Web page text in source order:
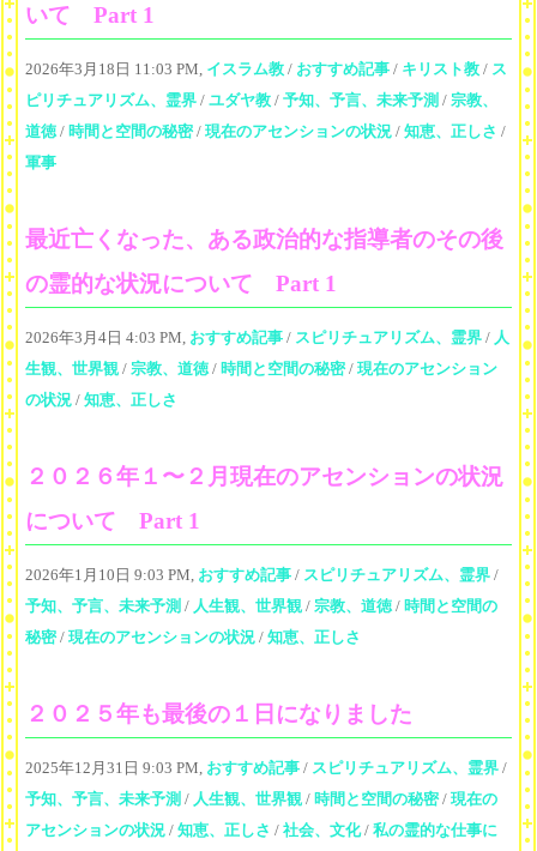
いて Part 1
2026年3月18日 11:03 PM, イスラム教 / おすすめ記事 / キリスト教 / ス
ピリチュアリズム、霊界 / ユダヤ教 / 予知、予言、未来予測 / 宗教、
道徳/ 時間と空間の秘密/ 現在のアセンションの状況 / 知恵、正しさ /
軍事
最近亡くなった、ある政治的な指導者のその後
の霊的な状況について Part 1
2026年3月4日 4:03 PM, おすすめ記事 / スピリチュアリズム、霊界 / 人
生観、世界観 / 宗教、道徳/ 時間と空間の秘密/ 現在のアセンション
の状況 / 知恵、正しさ
２０２６年１〜２月現在のアセンションの状況
について Part 1
2026年1月10日 9:03 PM, おすすめ記事 / スピリチュアリズム、霊界 /
予知、予言、未来予測 / 人生観、世界観 / 宗教、道徳/ 時間と空間の
秘密/ 現在のアセンションの状況 / 知恵、正しさ
２０２５年も最後の１日になりました
2025年12月31日 9:03 PM, おすすめ記事 / スピリチュアリズム、霊界 /
予知、予言、未来予測 / 人生観、世界観 / 時間と空間の秘密/ 現在の
アセンションの状況 / 知恵、正しさ / 社会、文化/ 私の霊的な仕事に